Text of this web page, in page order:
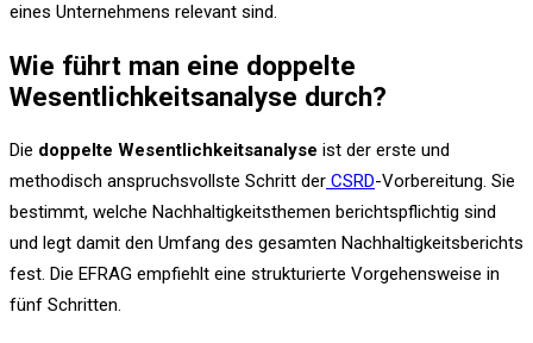
eines Unternehmens relevant sind.
Wie führt man eine doppelte
Wesentlichkeitsanalyse durch?
Die doppelte Wesentlichkeitsanalyse ist der erste und
methodisch anspruchsvollste Schritt der CSRD-Vorbereitung. Sie
bestimmt, welche Nachhaltigkeitsthemen berichtspflichtig sind
und legt damit den Umfang des gesamten Nachhaltigkeitsberichts
fest. Die EFRAG empfiehlt eine strukturierte Vorgehensweise in
fünf Schritten.